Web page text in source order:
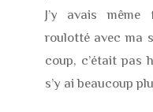
J’y avais
roulotté avec ma
coup, c’était pas
s’y ai beaucoup